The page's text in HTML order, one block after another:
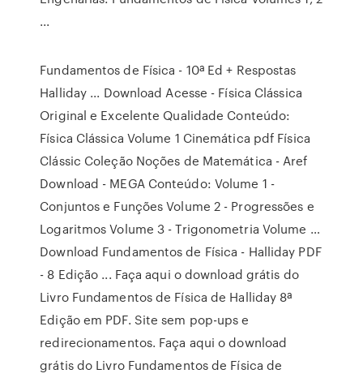
...
Fundamentos de Física - 10ª Ed + Respostas
Halliday ... Download Acesse - Física Clássica
Original e Excelente Qualidade Conteúdo:
Física Clássica Volume 1 Cinemática pdf Física
Clássic Coleção Noções de Matemática - Aref
Download - MEGA Conteúdo: Volume 1 -
Conjuntos e Funções Volume 2 - Progressões e
Logaritmos Volume 3 - Trigonometria Volume …
Download Fundamentos de Física - Halliday PDF
- 8 Edição ... Faça aqui o download grátis do
Livro Fundamentos de Física de Halliday 8ª
Edição em PDF. Site sem pop-ups e
redirecionamentos. Faça aqui o download
grátis do Livro Fundamentos de Física de